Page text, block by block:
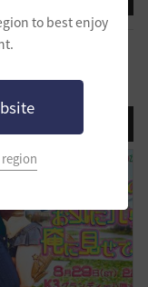
to best enjoy